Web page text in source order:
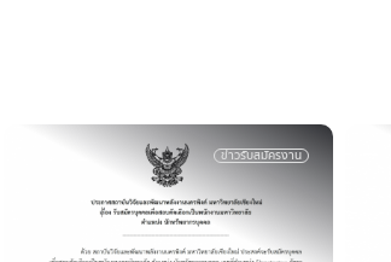
ข่าวรับสมัครงาน